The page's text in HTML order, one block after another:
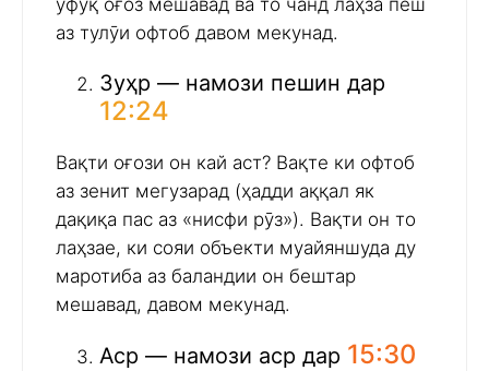
аз тулӯи офтоб давом мекунад.
Зуҳр — намози пешин дар
12:24
Вақти оғози он кай аст? Вақте ки офтоб
аз зенит мегузарад (ҳадди аққал як
дақиқа пас аз «нисфи рӯз»). Вақти он то
лаҳзае, ки сояи объекти муайяншуда ду
маротиба аз баландии он бештар
мешавад, давом мекунад.
Аср — намози аср дар 15:30